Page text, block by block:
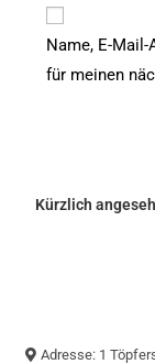
Name, E-
für meinen
Kürzlich
Adresse: 1